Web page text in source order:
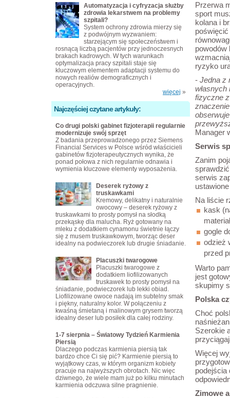
Przerwa
sport
kolana i
powodów
ryzyko
- Jedna z
fizyczne
Manager
Serwis
Zanim
serwis
Na liście
kask
gogle
odzież
przed
Warto
jest
skupimy
Polska
Choć
Szerokie
Więcej
podejścia
Zimowe
Automatyzacja i cyfryzacja służby
zdrowia lekarstwem na problemy
szpitali?
System ochrony zdrowia mierzy się
z podwójnym wyzwaniem:
starzejącym się społeczeństwem i
rosnącą liczbą pacjentów przy jednoczesnych
brakach kadrowych. W tych warunkach
optymalizacja pracy szpitali staje się
kluczowym elementem adaptacji systemu do
nowych realiów demograficznych i
operacyjnych.
więcej »
Najczęściej czytane artykuły:
Co drugi polski gabinet fizjoterapii regularnie
modernizuje swój sprzęt
Z badania przeprowadzonego przez Siemens
Financial Services w Polsce wśród właścicieli
gabinetów fizjoterapeutycznych wynika, że
ponad połowa z nich regularnie odnawia i
wymienia kluczowe elementy wyposażenia.
Deserek ryżowy z
truskawkami
Kremowy, delikatny i naturalnie
owocowy – deserek ryżowy z
truskawkami to prosty pomysł na słodką
przekąskę dla malucha. Ryż gotowany na
mleku z dodatkiem cynamonu świetnie łączy
się z musem truskawkowym, tworząc deser
idealny na podwieczorek lub drugie śniadanie.
Placuszki twarogowe
Placuszki twarogowe z
dodatkiem liofilizowanych
truskawek to prosty pomysł na
śniadanie, podwieczorek lub lekki obiad.
Liofilizowane owoce nadają im subtelny smak
i piękny, naturalny kolor. W połączeniu z
kwaśną śmietaną i malinowym grysem tworzą
idealny deser lub posiłek dla całej rodziny.
1-7 sierpnia – Światowy Tydzień Karmienia
Piersią
Dlaczego podczas karmienia piersią tak
bardzo chce Ci się pić? Karmienie piersią to
wyjątkowy czas, w którym organizm kobiety
pracuje na najwyższych obrotach. Nic więc
dziwnego, że wiele mam już po kilku minutach
karmienia odczuwa silne pragnienie.